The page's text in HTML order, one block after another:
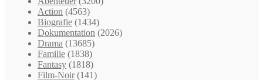
Action (4563)
Biografie (1434)
Dokumentation (2026)
Drama (13685)
Familie (1838)
Fantasy (1818)
Film-Noir (141)